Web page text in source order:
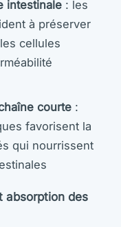
intestinale : les
à préserver
cellules
courte :
favorisent la
qui nourrissent
absorption des